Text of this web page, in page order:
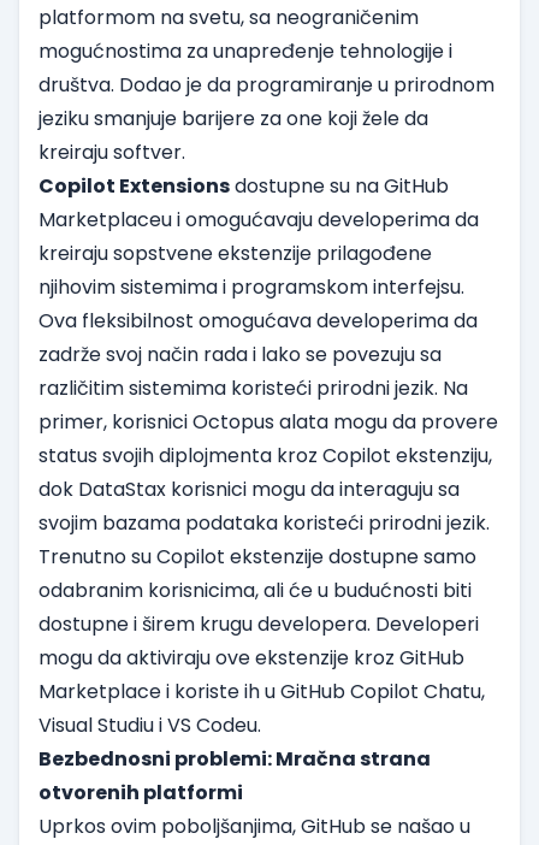
platformom na svetu, sa neograničenim
mogućnostima za unapređenje tehnologije i
društva. Dodao je da programiranje u prirodnom
jeziku smanjuje barijere za one koji žele da
kreiraju softver.
Copilot Extensionsdostupne su na GitHub
Marketplaceu i omogućavaju developerima da
kreiraju sopstvene ekstenzije prilagođene
njihovim sistemima i programskom interfejsu.
Ova fleksibilnost omogućava developerima da
zadrže svoj način rada i lako se povezuju sa
različitim sistemima koristeći prirodni jezik. Na
primer, korisnici Octopus alata mogu da provere
status svojih diplojmenta kroz Copilot ekstenziju,
dok DataStax korisnici mogu da interaguju sa
svojim bazama podataka koristeći prirodni jezik.
Trenutno su Copilot ekstenzije dostupne samo
odabranim korisnicima, ali će u budućnosti biti
dostupne i širem krugu developera. Developeri
mogu da aktiviraju ove ekstenzije kroz GitHub
Marketplace i koriste ih u GitHub Copilot Chatu,
Visual Studiu i VS Codeu.
Bezbednosni problemi: Mračna strana
otvorenih platformi
Uprkos ovim poboljšanjima, GitHub se našao u